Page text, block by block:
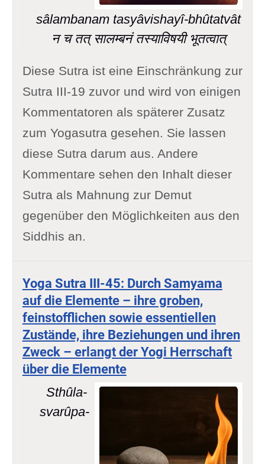
sâlambanam tasyâvishayî-bhûtatvât
न च तत् सालम्बनं तस्याविषयी भूतत्वात्
Diese Sutra ist eine Einschränkung zur
Sutra III-19 zuvor und wird von einigen
Kommentatoren als späterer Zusatz
zum Yogasutra gesehen. Sie lassen
diese Sutra darum aus. Andere
Kommentare sehen den Inhalt dieser
Sutra als Mahnung zur Demut
gegenüber den Möglichkeiten aus den
Siddhis an.
Yoga Sutra III-45: Durch Samyama
auf die Elemente – ihre groben,
feinstofflichen sowie essentiellen
Zustände, ihre Beziehungen und ihren
Zweck – erlangt der Yogi Herrschaft
über die Elemente
Sthûla-
svarûpa-